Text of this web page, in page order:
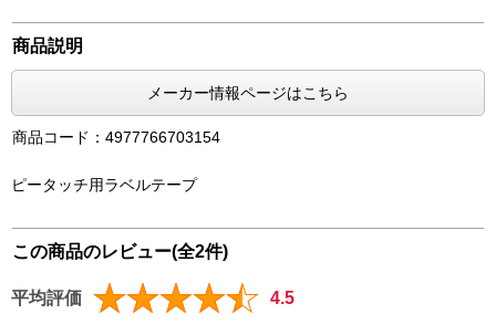
商品説明
メーカー情報ページはこちら
商品コード：4977766703154
ピータッチ用ラベルテープ
この商品のレビュー(全2件)
平均評価 4.5